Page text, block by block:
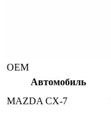
ОЕМ
Автомобиль
MAZDA CX-7